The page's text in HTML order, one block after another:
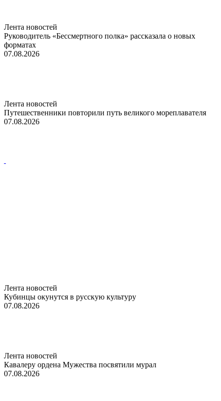
Лента новостей
Руководитель «Бессмертного полка» рассказала о новых
форматах
07.08.2026
Лента новостей
Путешественники повторили путь великого мореплавателя
07.08.2026
Лента новостей
Кубинцы окунутся в русскую культуру
07.08.2026
Лента новостей
Кавалеру ордена Мужества посвятили мурал
07.08.2026